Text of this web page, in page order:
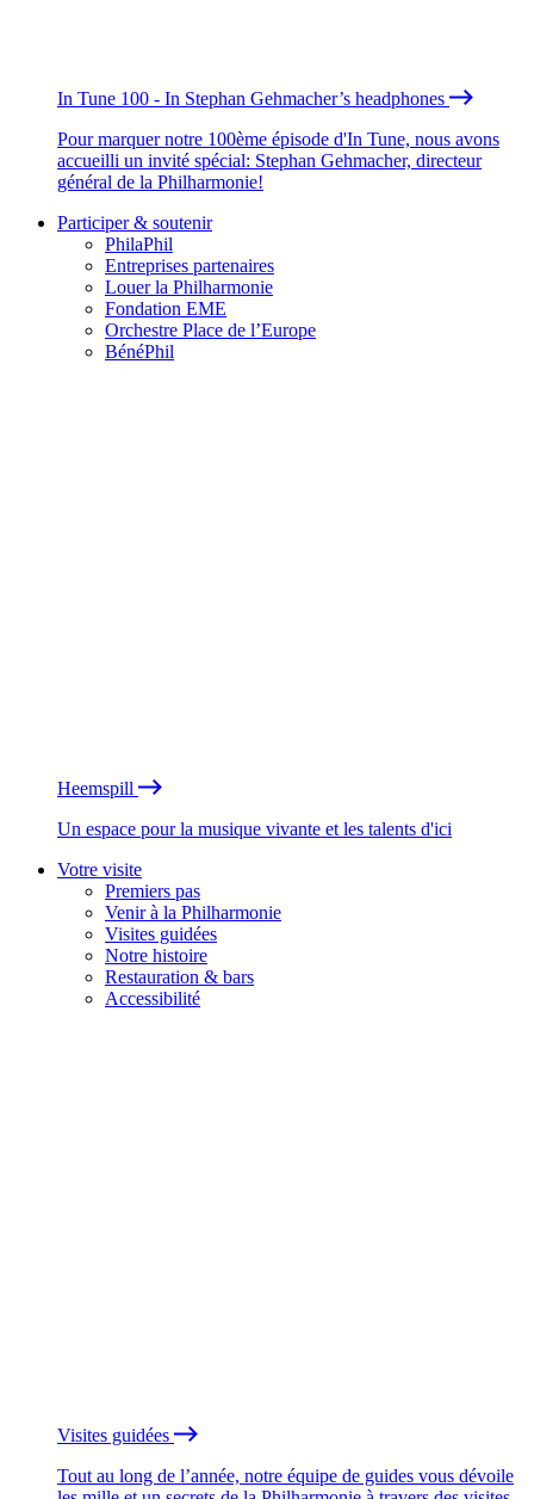
In Tune 100 - In Stephan Gehmacher’s headphones
Pour marquer notre 100ème épisode d'In Tune, nous avons
accueilli un invité spécial: Stephan Gehmacher, directeur
général de la Philharmonie!
Participer & soutenir
PhilaPhil
Entreprises partenaires
Louer la Philharmonie
Fondation EME
Orchestre Place de l’Europe
BénéPhil
Heemspill
Un espace pour la musique vivante et les talents d'ici
Votre visite
Premiers pas
Venir à la Philharmonie
Visites guidées
Notre histoire
Restauration & bars
Accessibilité
Visites guidées
Tout au long de l’année, notre équipe de guides vous dévoile